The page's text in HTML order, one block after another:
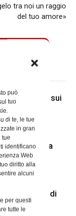
può
tuo
di te, le tue
in gran
tue
identificano
Web
diritto alla
alcuni
per questi
tutte le
tra noi un raggio
del tuo amore»
di Mcl sui
di Santa
il torneo di